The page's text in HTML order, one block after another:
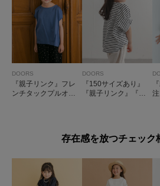
DOORS
『親子リンク』フレ
ンチタックプルオー
DOORS
『150サイズあり』
『親子リンク』『UR
存在感を放つチェック